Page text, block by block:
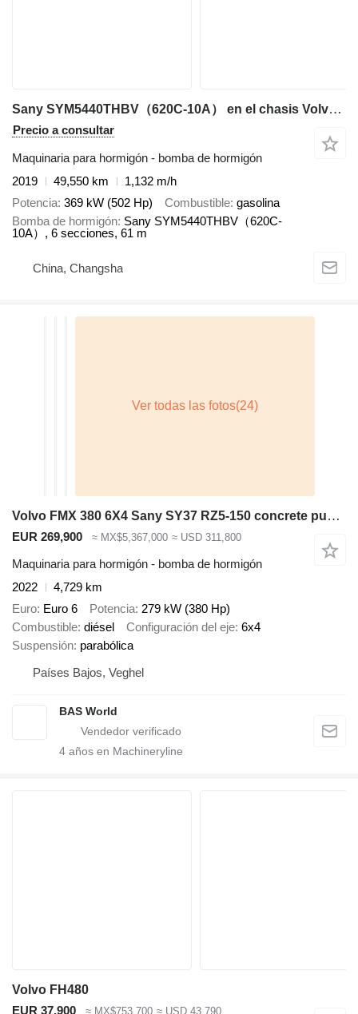
Sany SYM5440THBV（620C-10A） en el chasis Volvo SANY SYM5535THB 620C‑8 62M ON VOLVO
Precio a consultar
Maquinaria para hormigón - bomba de hormigón
2019
49,550 km
1,132 m/h
Potencia 369 kW (502 Hp) Combustible gasolina
Bomba de hormigón Sany SYM5440THBV（620C-
10A）, 6 secciones, 61 m
China, Changsha
Volvo FMX 380 6X4 Sany SY37 RZ5-150 concrete pump steel suspension Aut
EUR 269,900 ≈ MX$5,367,000 ≈ USD 311,800
Maquinaria para hormigón - bomba de hormigón
2022
4,729 km
Euro Euro 6 Potencia 279 kW (380 Hp)
Combustible diésel Configuración del eje 6x4
Suspensión parabólica
Países Bajos, Veghel
BAS World
4 años en Machineryline
Volvo FH480
EUR 37,900
≈ MX$753,700 ≈ USD 43,790